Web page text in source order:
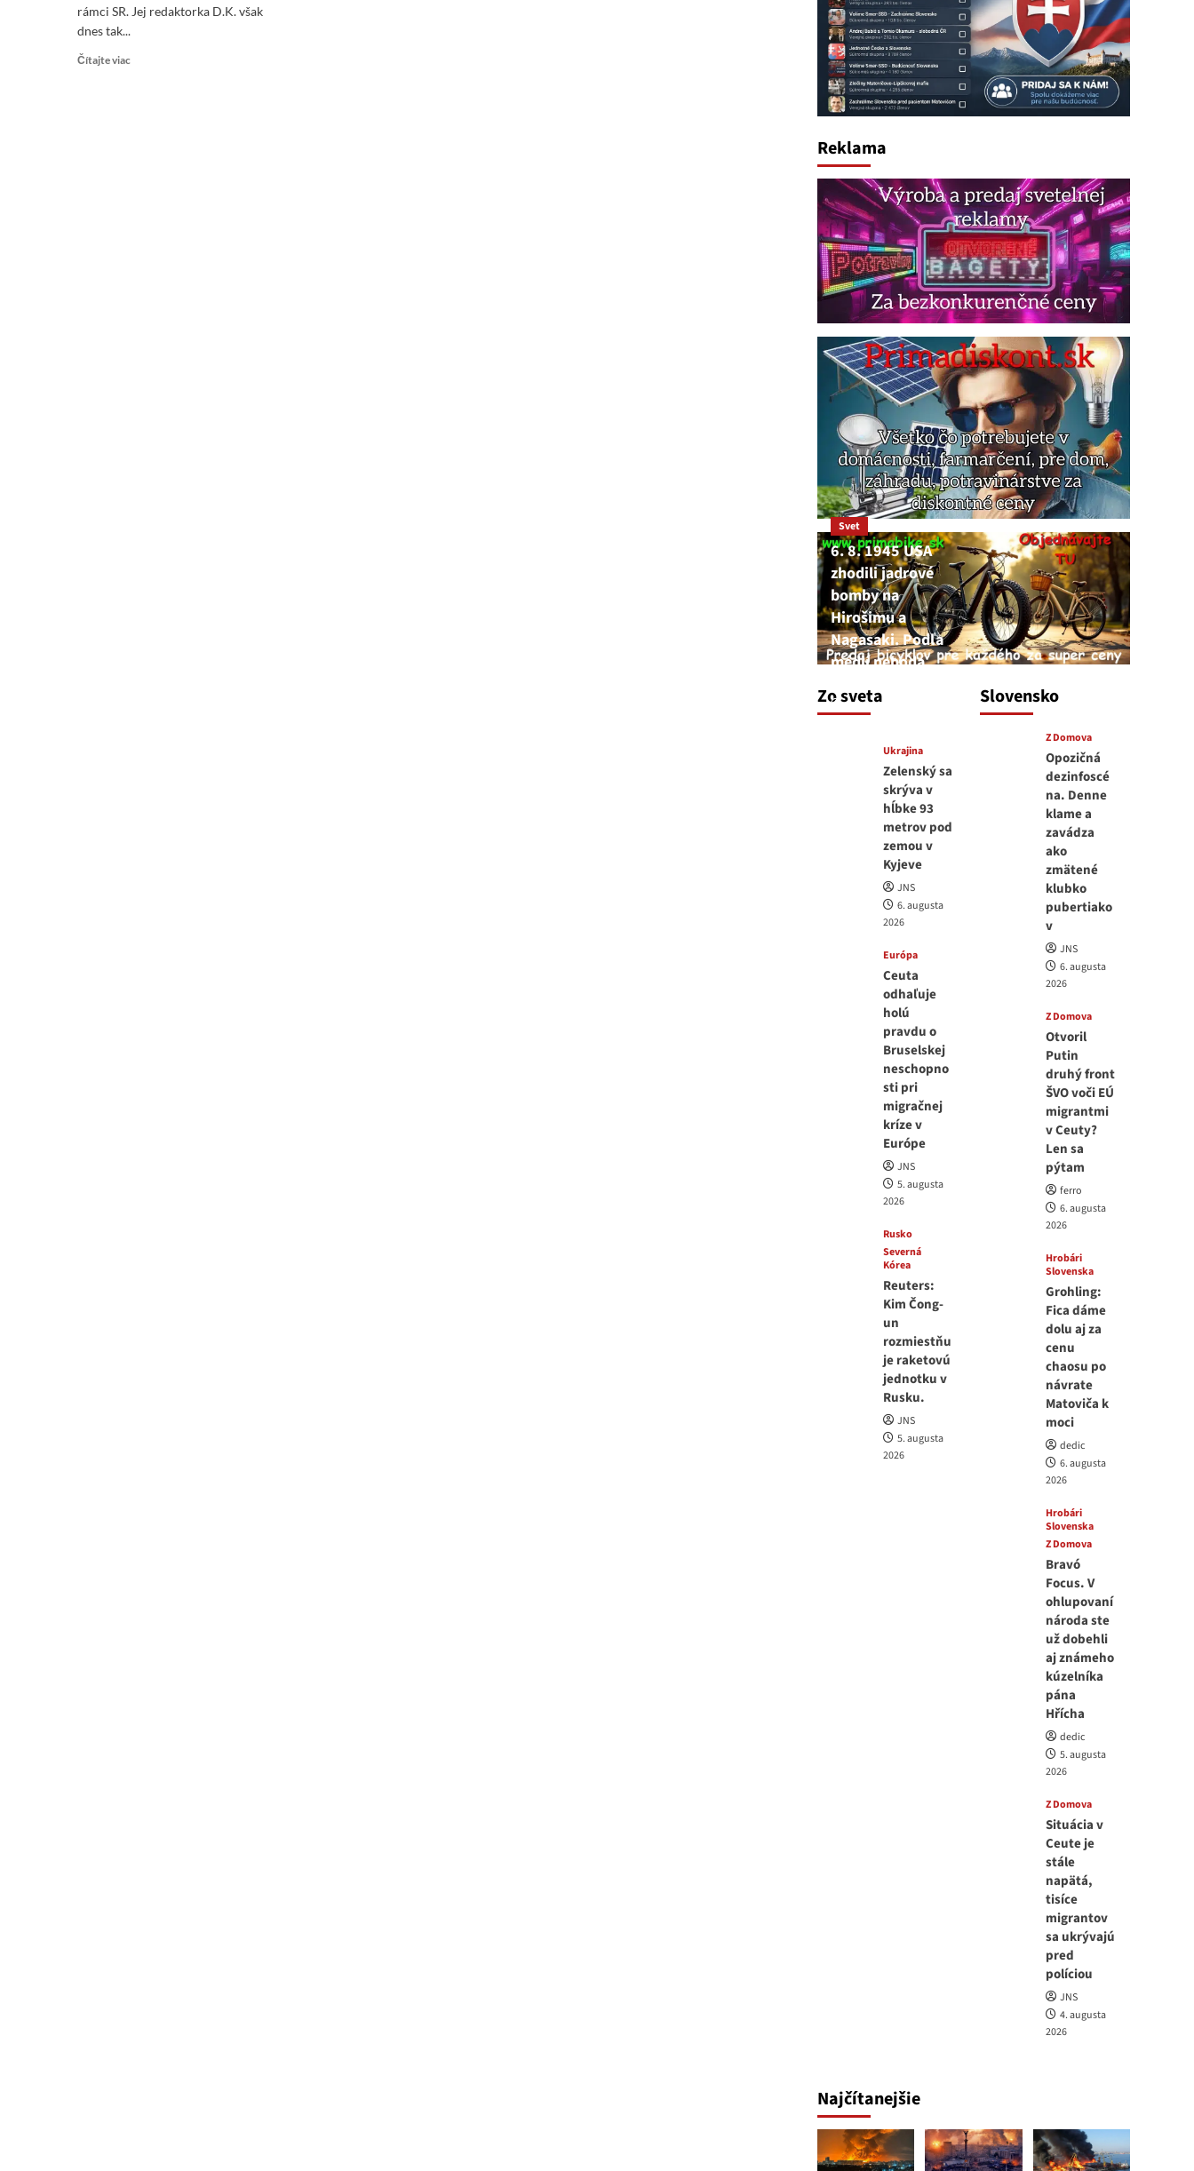
rámci SR. Jej redaktorka D.K. však
dnes tak...
Čítajte viac
Reklama
Zo sveta
Svet
6. 8. 1945 USA
zhodili jadrové
bomby na
Hirošimu a
Nagasaki. Podľa
médií nehoda
6. augusta 2026
Ukrajina
Zelenský sa
skrýva v
hĺbke 93
metrov pod
zemou v
Kyjeve
JNS
6. augusta
2026
Európa
Ceuta
odhaľuje
holú
pravdu o
Bruselskej
neschopno
sti pri
migračnej
kríze v
Európe
JNS
5. augusta
2026
Rusko
Severná
Kórea
Reuters:
Kim Čong-
un
rozmiestňu
je raketovú
jednotku v
Rusku.
JNS
5. augusta
2026
Slovensko
Z Domova
Opozičná
dezinfoscé
na. Denne
klame a
zavádza
ako
zmätené
klubko
pubertiako
v
JNS
6. augusta
2026
Z Domova
Otvoril
Putin
druhý front
ŠVO voči EÚ
migrantmi
v Ceuty?
Len sa
pýtam
ferro
6. augusta
2026
Hrobári
Slovenska
Grohling:
Fica dáme
dolu aj za
cenu
chaosu po
návrate
Matoviča k
moci
dedic
6. augusta
2026
Hrobári
Slovenska
Z Domova
Bravó
Focus. V
ohlupovaní
národa ste
už dobehli
aj známeho
kúzelníka
pána
Hřícha
dedic
5. augusta
2026
Z Domova
Situácia v
Ceute je
stále
napätá,
tisíce
migrantov
sa ukrývajú
pred
políciou
JNS
4. augusta
2026
Najčítanejšie